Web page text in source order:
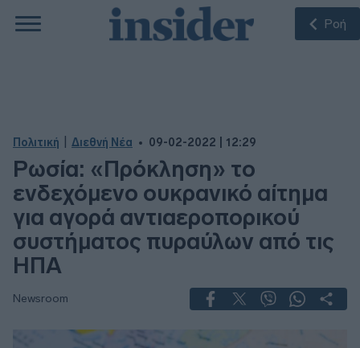
Ροή
Πολιτική Διεθνή Νέα 09-02-2022 | 12:29
Ρωσία: «Πρόκληση» το
ενδεχόμενο ουκρανικό αίτημα
για αγορά αντιαεροπορικού
συστήματος πυραύλων από τις
ΗΠΑ
Newsroom